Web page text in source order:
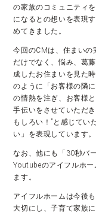
の家族のコミュニティ
になるとの想いを表現
めてきました。
今回のCMは、住まいの
だけでなく、悩み、葛
成したお住まいを見た
のように「お客様の隣
の情熱を注ぎ、お客様
手伝いをさせていただ
もしろい！”と感じてい
い」を表現しています。
なお、他にも「30秒バ
Youtubeのアイフルホ
ます。
アイフルホームは今後
大切にし、子育て家族